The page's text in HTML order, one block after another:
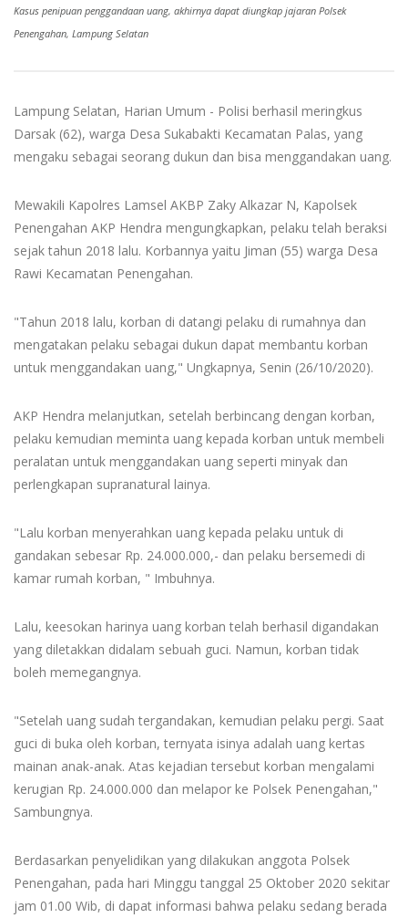
Kasus penipuan penggandaan uang, akhirnya dapat diungkap jajaran Polsek
Penengahan, Lampung Selatan
Lampung Selatan, Harian Umum - Polisi berhasil meringkus
Darsak (62), warga Desa Sukabakti Kecamatan Palas, yang
mengaku sebagai seorang dukun dan bisa menggandakan uang.
Mewakili Kapolres Lamsel AKBP Zaky Alkazar N, Kapolsek
Penengahan AKP Hendra mengungkapkan, pelaku telah beraksi
sejak tahun 2018 lalu. Korbannya yaitu Jiman (55) warga Desa
Rawi Kecamatan Penengahan.
"Tahun 2018 lalu, korban di datangi pelaku di rumahnya dan
mengatakan pelaku sebagai dukun dapat membantu korban
untuk menggandakan uang," Ungkapnya, Senin (26/10/2020).
AKP Hendra melanjutkan, setelah berbincang dengan korban,
pelaku kemudian meminta uang kepada korban untuk membeli
peralatan untuk menggandakan uang seperti minyak dan
perlengkapan supranatural lainya.
"Lalu korban menyerahkan uang kepada pelaku untuk di
gandakan sebesar Rp. 24.000.000,- dan pelaku bersemedi di
kamar rumah korban, " Imbuhnya.
Lalu, keesokan harinya uang korban telah berhasil digandakan
yang diletakkan didalam sebuah guci. Namun, korban tidak
boleh memegangnya.
"Setelah uang sudah tergandakan, kemudian pelaku pergi. Saat
guci di buka oleh korban, ternyata isinya adalah uang kertas
mainan anak-anak. Atas kejadian tersebut korban mengalami
kerugian Rp. 24.000.000 dan melapor ke Polsek Penengahan,"
Sambungnya.
Berdasarkan penyelidikan yang dilakukan anggota Polsek
Penengahan, pada hari Minggu tanggal 25 Oktober 2020 sekitar
jam 01.00 Wib, di dapat informasi bahwa pelaku sedang berada